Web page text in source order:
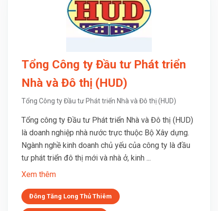
Tổng Công ty Đầu tư Phát triển
Nhà và Đô thị (HUD)
Tổng Công ty Đầu tư Phát triển Nhà và Đô thị (HUD)
Tổng công ty Đầu tư Phát triển Nhà và Đô thị (HUD)
là doanh nghiệp nhà nước trực thuộc Bộ Xây dựng.
Ngành nghề kinh doanh chủ yếu của công ty là đầu
tư phát triển đô thị mới và nhà ở, kinh ...
Xem thêm
Đông Tăng Long Thủ Thiêm